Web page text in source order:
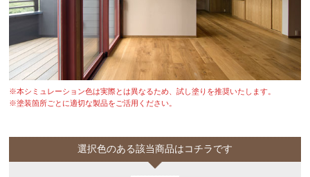
※本シミュレーション色は実際とは異なるため、試し塗りを推奨いたします。
※塗装箇所ごとに適切な製品をご活用ください。
選択色のある該当商品はコチラです